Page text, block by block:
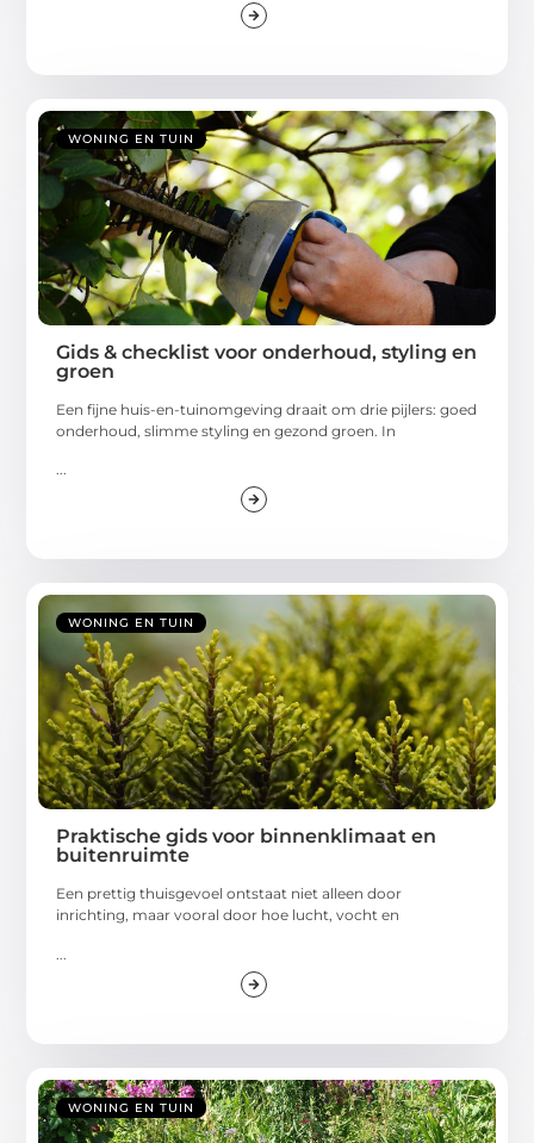
WONING EN TUIN
Gids & checklist voor onderhoud, styling en
groen
Een fijne huis-en-tuinomgeving draait om drie pijlers: goed
onderhoud, slimme styling en gezond groen. In
...
WONING EN TUIN
Praktische gids voor binnenklimaat en
buitenruimte
Een prettig thuisgevoel ontstaat niet alleen door
inrichting, maar vooral door hoe lucht, vocht en
WONING EN TUIN